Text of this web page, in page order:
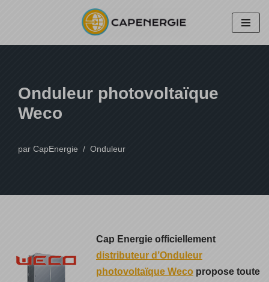
Onduleur photovoltaïque
Weco
par CapEnergie Onduleur
Cap Energie officiellement
distributeur d’Onduleur
photovoltaïque Weco propose toute